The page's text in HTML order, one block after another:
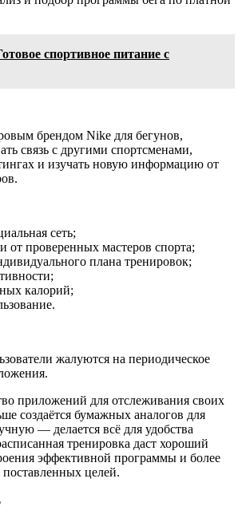
спортивное питание с
брендом Nike для бегунов,
связь с другими спортсменами,
и изучать новую информацию от
сеть;
от проверенных мастеров спорта;
плана тренировок;
калорий;
жалуются на периодическое
приложений для отслеживания своих
создаётся бумажных аналогов для
— делается всё для удобства
тренировка даст хороший
эффективной программы и более
целей.